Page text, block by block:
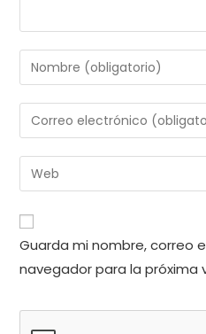
Introduce
tu
nombre
de
usuario
para
comentar
Introduce
tu
dirección
de
electrónico
para
comentar
Introduce
la
URL
de
tu
web
Guarda mi nombre, correo
navegador para la próxima